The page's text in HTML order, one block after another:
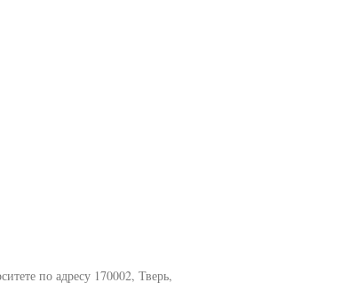
по адресу 170002, Тверь,